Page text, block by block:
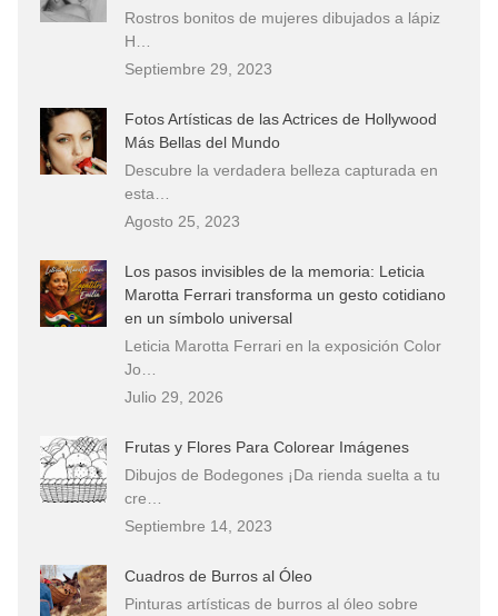
Rostros bonitos de mujeres dibujados a lápiz
H…
Septiembre 29, 2023
Fotos Artísticas de las Actrices de Hollywood
Más Bellas del Mundo
Descubre la verdadera belleza capturada en
esta…
Agosto 25, 2023
Los pasos invisibles de la memoria: Leticia
Marotta Ferrari transforma un gesto cotidiano
en un símbolo universal
Leticia Marotta Ferrari en la exposición Color
Jo…
Julio 29, 2026
Frutas y Flores Para Colorear Imágenes
Dibujos de Bodegones ¡Da rienda suelta a tu
cre…
Septiembre 14, 2023
Cuadros de Burros al Óleo
Pinturas artísticas de burros al óleo sobre